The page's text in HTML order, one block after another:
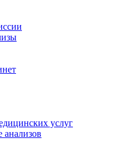
услуг
анализов